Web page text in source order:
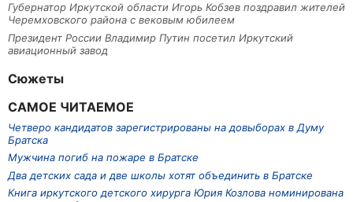
Губернатор Иркутской области Игорь Кобзев поздравил жителей
Черемховского района с вековым юбилеем
Президент России Владимир Путин посетил Иркутский
авиационный завод
Сюжеты
САМОЕ ЧИТАЕМОЕ
Четверо кандидатов зарегистрированы на довыборах в Думу
Братска
Мужчина погиб на пожаре в Братске
Два детских сада и две школы хотят объединить в Братске
Книга иркутского детского хирурга Юрия Козлова номинирована